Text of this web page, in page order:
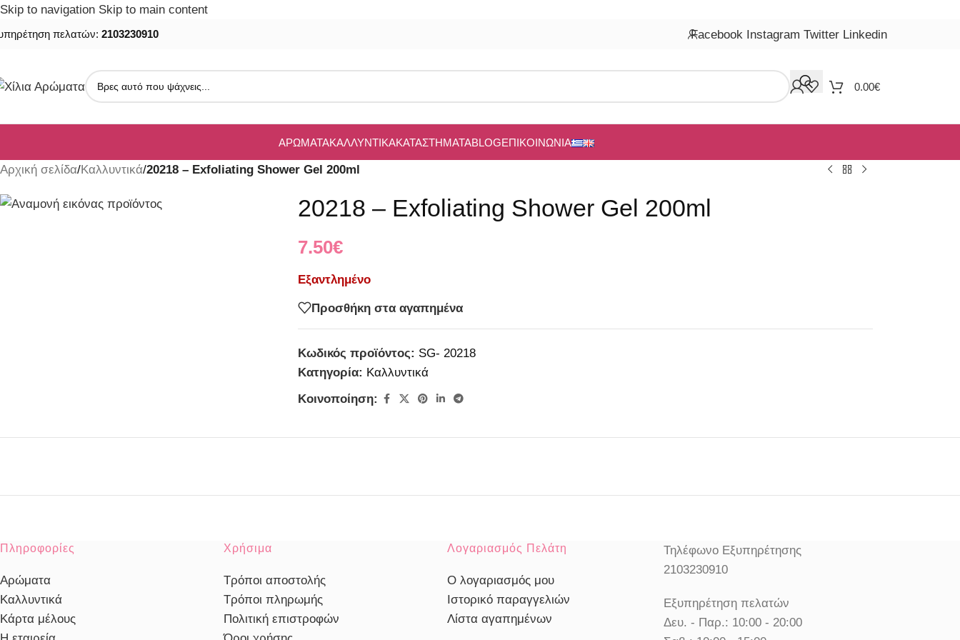
Skip to navigation Skip to main content
πελατών: 2103230910 Facebook Instagram Twitter Linkedin
0.00€
ΑΡΏΜΑΤΑΚΑΛΛΥΝΤΙΚΆΚΑΤΑΣΤΉΜΑΤΑBLOGΕΠΙΚΟΙΝΩΝΊΑ
Αρχική σελίδα/Καλλυντικά/20218 – Exfoliating Shower Gel 200ml
20218 – Exfoliating Shower Gel 200ml
7.50€
Εξαντλημένο
Προσθήκη στα αγαπημένα
Κωδικός προϊόντος: SG- 20218
Κατηγορία: Καλλυντικά
Κοινοποίηση:
Πληροφορίες
Αρώματα
Καλλυντικά
Κάρτα μέλους
Χρήσιμα
Τρόποι αποστολής
Τρόποι πληρωμής
Πολιτική επιστροφών
Λογαριασμός Πελάτη
Ο λογαριασμός μου
Ιστορικό παραγγελιών
Λίστα αγαπημένων
Τηλέφωνο Εξυπηρέτησης
2103230910
Εξυπηρέτηση πελατών
Δευ. - Παρ.: 10:00 - 20:00